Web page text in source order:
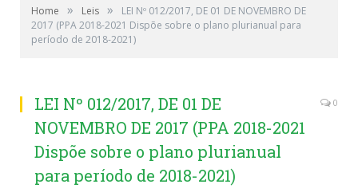
Home » Leis »
LEI Nº 012/2017, DE 01 DE NOVEMBRO DE
2017 (PPA 2018-2021 Dispõe sobre o plano plurianual para
período de 2018-2021)
LEI Nº 012/2017, DE 01 DE
NOVEMBRO DE 2017 (PPA 2018-2021
Dispõe sobre o plano plurianual
para período de 2018-2021)
0